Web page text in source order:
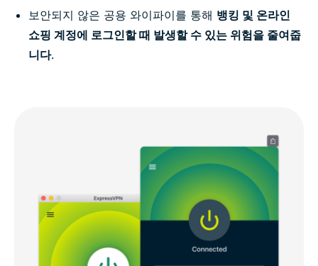
보안되지 않은 공용 와이파이를 통해 뱅킹 및 온라인
쇼핑 계정에 로그인할 때 발생할 수 있는 위험을 줄여줍
니다.